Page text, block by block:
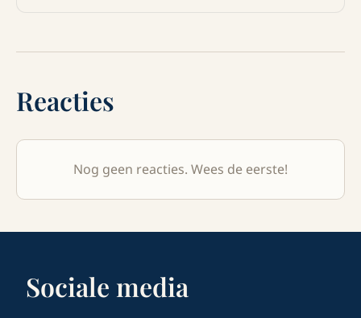
Reacties
Nog geen reacties. Wees de eerste!
Sociale media